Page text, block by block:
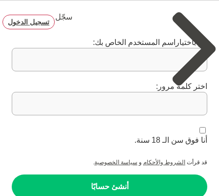
سجّل
تسجيل الدخول
قم باختياراسم المستخدم الخاص بك:
اختر كلمة مرور:
أنا فوق سن الـ 18 سنة.
قد قرأت الشروط والأحكام و سياسة الخصوصية.
أنشئ حسابًا